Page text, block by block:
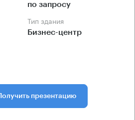
по запросу
Тип здания
Бизнес-центр
Получить презентацию